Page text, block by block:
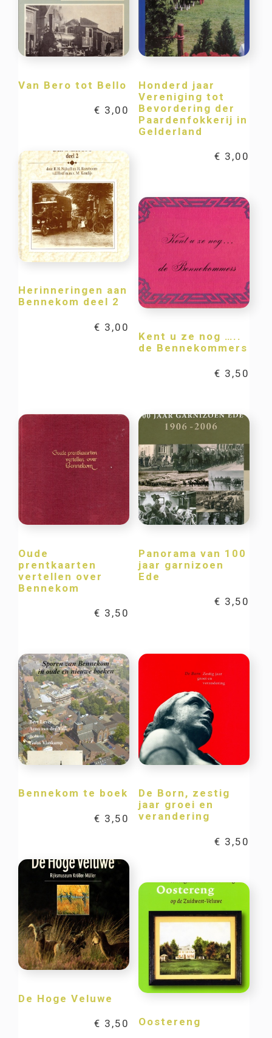
Van Bero tot Bello
€ 3,00
Honderd jaar
Vereniging tot
Bevordering der
Paardenfokkerij in
Gelderland
€ 3,00
Herinneringen aan
Bennekom deel 2
€ 3,00
Kent u ze nog …..
de Bennekommers
€ 3,50
Oude
prentkaarten
vertellen over
Bennekom
€ 3,50
Panorama van 100
jaar garnizoen
Ede
€ 3,50
Bennekom te boek
€ 3,50
De Born, zestig
jaar groei en
verandering
€ 3,50
De Hoge Veluwe
€ 3,50 Oostereng